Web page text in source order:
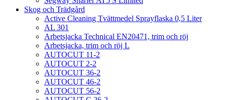
Skog och Trädgård
Active Cleaning Tvättmedel Sprayflaska 0,5 Liter
AL 301
Arbetsjacka Technical EN20471, trim och röj
Arbetsjacka, trim och röj L
AUTOCUT 11-2
AUTOCUT 2-2
AUTOCUT 36-2
AUTOCUT 46-2
AUTOCUT 56-2